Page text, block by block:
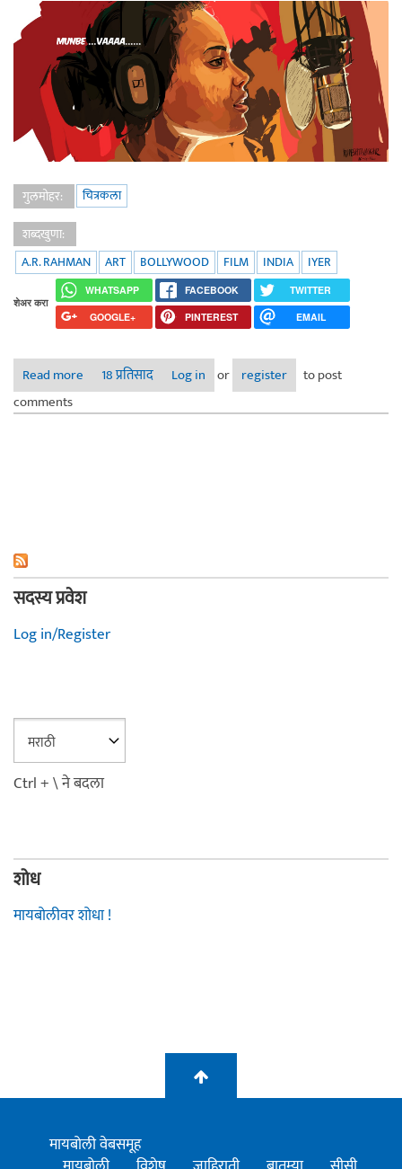
गुलमोहर:
चित्रकला
शब्दखुणा:
A.R. RAHMAN
ART BOLLYWOOD FILM INDIA IYER
शेअर करा
WHATSAPP FACEBOOK
TWITTER
GOOGLE+
PINTEREST EMAIL
Read more about मूनबे वा ........
18 प्रतिसाद Log in or register
to post
comments
सदस्य प्रवेश
Log in/Register
Ctrl + \ ने बदला
शोध
मायबोलीवर शोधा !
मायबोली वेबसमूह